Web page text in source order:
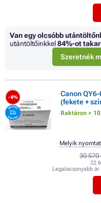
Van egy olcsóbb
utántöltőinkkel84%-ot
Szeretnék
- 6%
Canon
(fekete +
Raktáron >
30 570
22
Legalacsonyabb
Melyik